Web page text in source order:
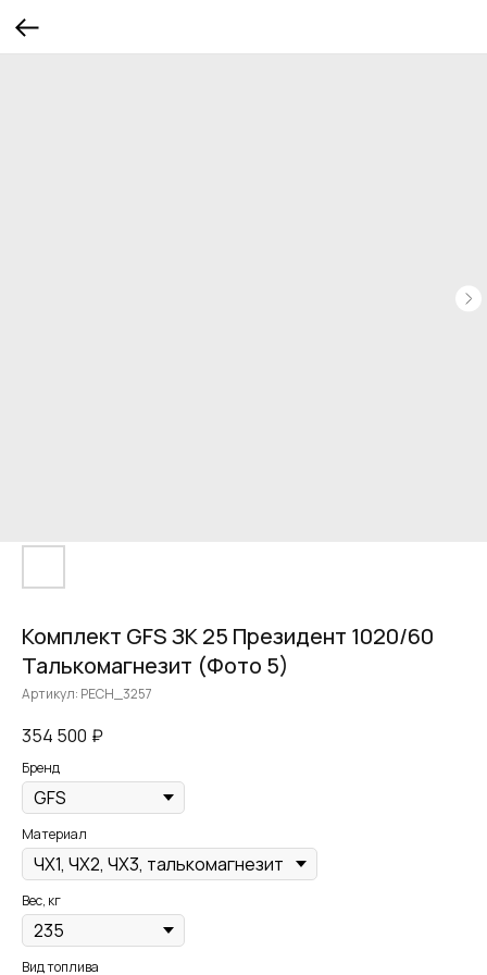
Комплект GFS ЗК 25 Президент 1020/60
Талькомагнезит (Фото 5)
Артикул: PECH_3257
354 500 ₽
Бренд
Материал
Вес, кг
Вид топлива